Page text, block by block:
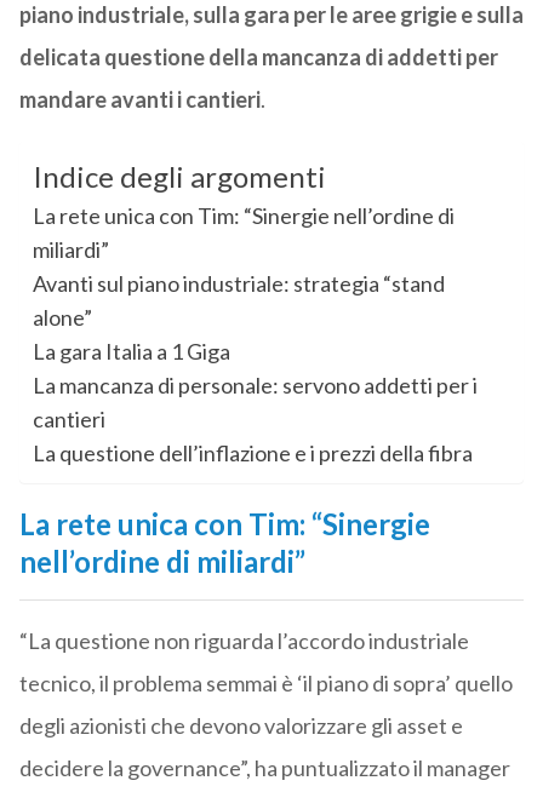
piano industriale, sulla gara per le aree grigie e sulla
delicata questione della mancanza di addetti per
mandare avanti i cantieri.
Indice degli argomenti
La rete unica con Tim: “Sinergie nell’ordine di
miliardi”
Avanti sul piano industriale: strategia “stand
alone”
La gara Italia a 1 Giga
La mancanza di personale: servono addetti per i
cantieri
La questione dell’inflazione e i prezzi della fibra
La rete unica con Tim: “Sinergie
nell’ordine di miliardi”
“La questione non riguarda l’accordo industriale
tecnico, il problema semmai è ‘il piano di sopra’ quello
degli azionisti che devono valorizzare gli asset e
decidere la governance”, ha puntualizzato il manager